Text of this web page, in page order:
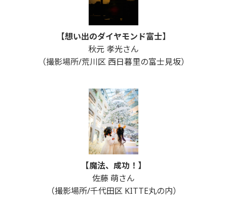
【想い出のダイヤモンド富士】
秋元 孝光さん
（撮影場所/荒川区 西日暮里の富士見坂）
【魔法、成功！】
佐藤 萌さん
（撮影場所/千代田区 KITTE丸の内）